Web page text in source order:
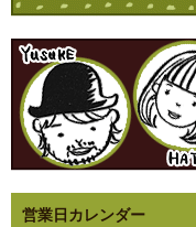
営業日カレンダー